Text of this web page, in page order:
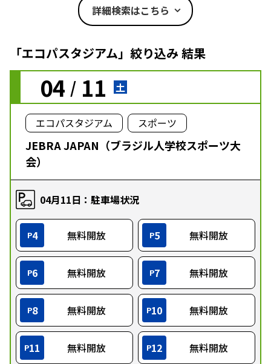
詳細検索はこちら
「エコパスタジアム」絞り込み 結果
04 / 11 土
エコパスタジアム スポーツ
JEBRA JAPAN（ブラジル人学校スポーツ大
会）
04月11日：駐車場状況
P4 無料開放 P5 無料開放
P6 無料開放 P7 無料開放
P8 無料開放 P10 無料開放
P11 無料開放 P12 無料開放